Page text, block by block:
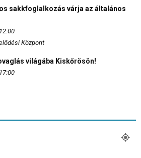
sakkfoglalkozás várja az általános
Központ
világába Kiskőrösön!